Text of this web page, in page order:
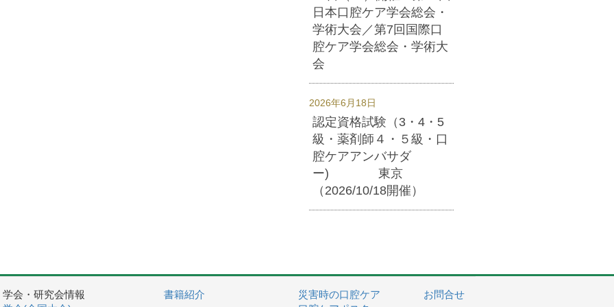
日本口腔ケア学会総会・
学術大会／第7回国際口
腔ケア学会総会・学術大
会
2026年6月18日
認定資格試験（3・4・5
級・薬剤師４・５級・口
腔ケアアンバサダ
ー) 東京
（2026/10/18開催）
学会・研究会情報
書籍紹介
災害時の口腔ケア
お問合せ